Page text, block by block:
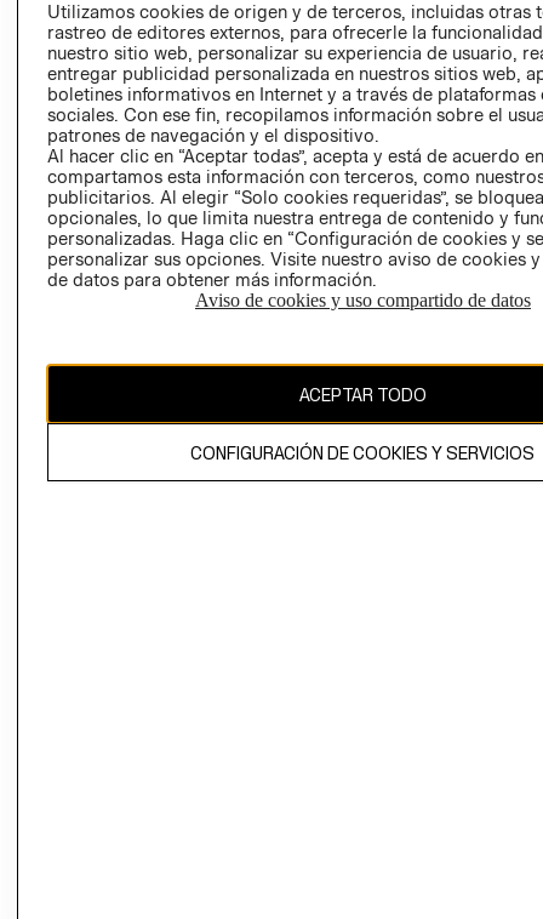
POLÍTICA
EMPRESARIAL
TÉRMINOS Y
CONDICIONES
AVISO DE
PRIVACIDAD
AVISO DE
COOKIES
El contenido de esta página web está protegido por copyright y es
Utilizamos cookies de origen y de terceros, incluidas otras
rastreo de editores externos, para ofrecerle la
nuestro sitio web, personalizar su experiencia de usuario,
entregar publicidad personalizada en nuestros sitios web,
boletines informativos en Internet y a través de plataformas
sociales. Con ese fin, recopilamos información sobre el
patrones de navegación y el dispositivo.
Al hacer clic en “Aceptar todas”, acepta y está de acuerdo
compartamos esta información con terceros, como
publicitarios. Al elegir “Solo cookies requeridas”, se
opcionales, lo que limita nuestra entrega de contenido y
personalizadas. Haga clic en “Configuración de cookies y
personalizar sus opciones. Visite nuestro aviso de cookies
de datos para obtener más información.
Aviso de cookies y uso compartido de datos
ACEPTAR TODO
CONFIGURACIÓN DE COOKIES Y SERVICIOS